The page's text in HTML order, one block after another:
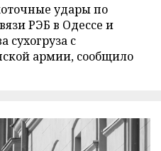
удары по
РЭБ в Одессе и
сухогруза с
армии, сообщило